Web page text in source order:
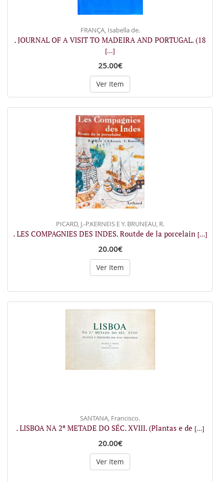
FRANÇA, Isabella de.
. JOURNAL OF A VISIT TO MADEIRA AND PORTUGAL. (18
[...]
25.00€
Ver Item
PICARD, J.-P.KERNEIS E Y. BRUNEAU, R.
. LES COMPAGNIES DES INDES. Routde de la porcelain [...]
20.00€
Ver Item
SANTANA, Francisco.
. LISBOA NA 2ª METADE DO SÉC. XVIII. (Plantas e de [...]
20.00€
Ver Item